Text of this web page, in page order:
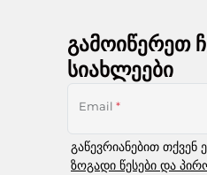
გამოიწერეთ
სიახლეები
Email *
გაწევრიანებით თქვენ
ზოგადი წესები და